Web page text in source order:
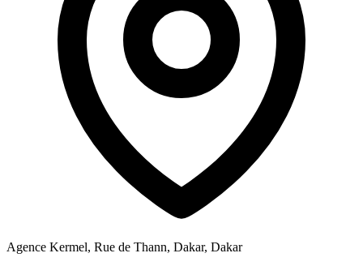
Agence Kermel, Rue de Thann, Dakar, Dakar